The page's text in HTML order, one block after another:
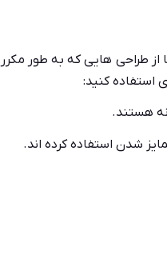
از طراحی هایی که به طور مکرر
استفاده کنید:
شدن استفاده کرده اند.